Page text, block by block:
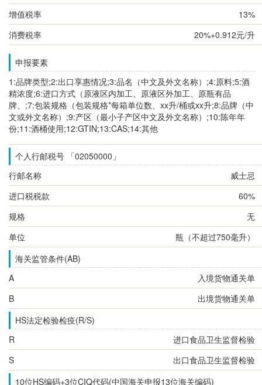
增值税率
13%
消费税率
20%+0.912元/升
申报要素
1:品牌类型;2:出口享惠情况;3:品名（中文及外文名称）;4:原料;5:酒
精浓度;6:进口方式（原液区内加工、原液区外加工、原瓶有品
牌、;7:包装规格（包装规格*每箱单位数、xx升/桶或xx升;8:品牌（中
文或外文名称）;9:产区（最小子产区中文及外文名称）;10:陈年年
份;11:酒桶使用;12:GTIN;13:CAS;14:其他
个人行邮税号 「02050000」
行邮名称
威士忌
进口税税款
60%
规格
无
单位
瓶（不超过750毫升）
海关监管条件(AB)
A
入境货物通关单
B
出境货物通关单
HS法定检验检疫(R/S)
R
进口食品卫生监督检验
S
出口食品卫生监督检验
10位HS编码+3位CIQ代码(中国海关申报13位海关编码)